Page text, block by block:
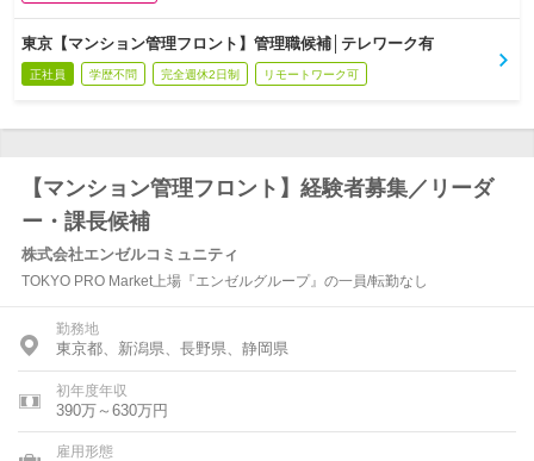
東京【マンション管理フロント】管理職候補│テレワーク有
正社員 学歴不問 完全週休2日制 リモートワーク可
【マンション管理フロント】経験者募集／リーダ
ー・課長候補
株式会社エンゼルコミュニティ
TOKYO PRO Market上場『エンゼルグループ』の一員/転勤なし
勤務地
東京都、新潟県、長野県、静岡県
初年度年収
390万～630万円
雇用形態